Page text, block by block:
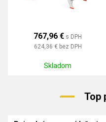
767,96 € s DPH
624,36 € bez DPH
Skladom
Top